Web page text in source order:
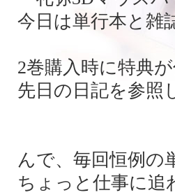
今日は単行本と雑
2巻購入時に特典
先日の日記を参照
んで、毎回恒例の
ちょっと仕事に追